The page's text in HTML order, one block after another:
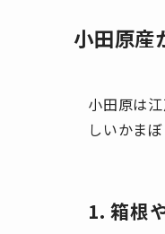
小田原産
小田原は
しいかま
1. 箱根